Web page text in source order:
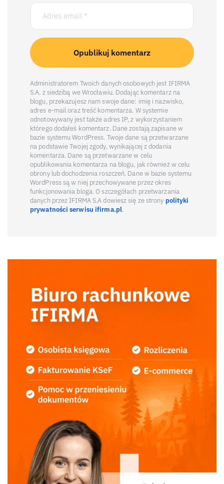
Administratorem Twoich danych osobowych jest IFIRMA
S.A. z siedzibą we Wrocławiu. Dodając komentarz na
blogu, przekazujesz nam swoje dane: imię i nazwisko,
adres e-mail oraz treść komentarza. W systemie
odnotowywany jest także adres IP, z wykorzystaniem
którego dodałeś komentarz. Dane zostają zapisane w
bazie systemu WordPress. Twoje dane są przetwarzane
na podstawie Twojej zgody, wynikającej z dodania
komentarza. Dane są przetwarzane w celu
opublikowania komentarza na blogu, jak również w celu
obrony lub dochodzenia roszczeń. Dane w bazie systemu
WordPress są w niej przechowywane przez okres
funkcjonowania bloga. O szczegółach przetwarzania
danych przez IFIRMA S.A dowiesz się ze strony polityki
prywatności serwisu ifirma.pl.